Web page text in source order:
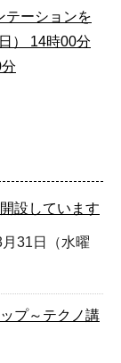
テーションを
） 14時00分
設しています
31日（水曜
プ～テクノ講